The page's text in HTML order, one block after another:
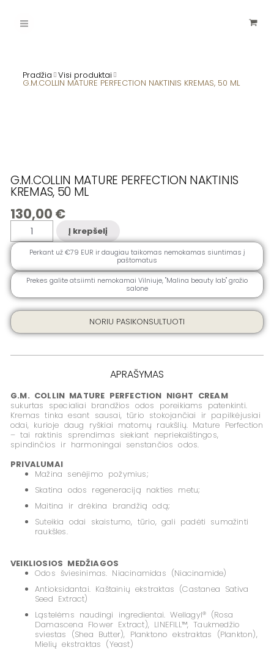
turinio
Menu
Pradžia Visi produktai
G.M.COLLIN MATURE PERFECTION NAKTINIS KREMAS, 50 ML
G.M.COLLIN MATURE PERFECTION NAKTINIS
KREMAS, 50 ML
130,00 €
produkto
kiekis:
G.M.COLLIN
MATURE
PERFECTION
NAKTINIS
KREMAS,
50
ML
Į krepšelį
Perkant už €79 EUR ir daugiau taikomas nemokamas siuntimas į
paštomatus
Prekes galite atsiimti nemokamai Vilniuje, ''Malina beauty lab" grožio
salone
NORIU PASIKONSULTUOTI
APRAŠYMAS
G.M. COLLIN MATURE PERFECTION NIGHT CREAM
sukurtas specialiai brandžios odos poreikiams patenkinti.
Kremas tinka esant sausai, tūrio stokojančiai ir papilkėjusiai
odai, kurioje daug ryškiai matomų raukšlių. Mature Perfection
– tai raktinis sprendimas siekiant nepriekaištingos,
spindinčios ir harmoningai senstančios odos.
PRIVALUMAI
Mažina senėjimo požymius;
Skatina odos regeneraciją nakties metu;
Maitina ir drėkina brandžią odą;
Suteikia odai skaistumo, tūrio, gali padėti sumažinti
raukšles.
VEIKLIOSIOS MEDŽIAGOS
Odos šviesinimas. Niacinamidas (Niacinamide)
Antioksidantai. Kaštainių ekstraktas (Castanea Sativa
Seed Extract)
Ląstelėms naudingi ingredientai.Wellagyl® (Rosa
Damascena Flower Extract), LINEFILL™, Taukmedžio
sviestas (Shea Butter), Planktono ekstraktas (Plankton),
Mielių ekstraktas (Yeast)